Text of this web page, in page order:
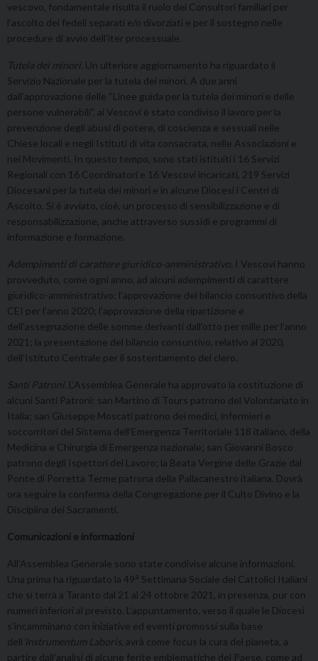
vescovo, fondamentale risulta il ruolo dei Consultori familiari per
l’ascolto dei fedeli separati e/o divorziati e per il sostegno nelle
procedure di avvio dell’iter processuale.
Tutela dei minori. Un ulteriore aggiornamento ha riguardato il
Servizio Nazionale per la tutela dei minori. A due anni
dall’approvazione delle “Linee guida per la tutela dei minori e delle
persone vulnerabili”, ai Vescovi è stato condiviso il lavoro per la
prevenzione degli abusi di potere, di coscienza e sessuali nelle
Chiese locali e negli Istituti di vita consacrata, nelle Associazioni e
nei Movimenti. In questo tempo, sono stati istituiti i 16 Servizi
Regionali con 16 Coordinatori e 16 Vescovi incaricati, 219 Servizi
Diocesani per la tutela dei minori e in alcune Diocesi i Centri di
Ascolto. Si è avviato, cioè, un processo di sensibilizzazione e di
responsabilizzazione, anche attraverso sussidi e programmi di
informazione e formazione.
Adempimentidi carattere giuridico-amministrativo I Vescovi hanno
provveduto, come ogni anno, ad alcuni adempimenti di carattere
giuridico-amministrativo: l’approvazione del bilancio consuntivo della
CEI per l’anno 2020; l’approvazione della ripartizione e
dell’assegnazione delle somme derivanti dall’otto per mille per l’anno
2021; la presentazione del bilancio consuntivo, relativo al 2020,
dell’Istituto Centrale per il sostentamento del clero.
Santi Patroni. L’Assemblea Generale ha approvato la costituzione di
alcuni Santi Patroni: san Martino di Tours patrono del Volontariato in
Italia; san Giuseppe Moscati patrono dei medici, infermieri e
soccorritori del Sistema dell’Emergenza Territoriale 118 italiano, della
Medicina e Chirurgia di Emergenza nazionale; san Giovanni Bosco
patrono degli Ispettori del Lavoro; la Beata Vergine delle Grazie dal
Ponte di Porretta Terme patrona della Pallacanestro italiana. Dovrà
ora seguire la conferma della Congregazione per il Culto Divino e la
Disciplina dei Sacramenti.
Comunicazioni e informazioni
All’Assemblea Generale sono state condivise alcune informazioni.
Una prima ha riguardato la 49 a Settimana Sociale dei Cattolici Italiani
che si terrà a Taranto dal 21 al 24 ottobre 2021, in presenza, pur con
numeri inferiori al previsto. L’appuntamento, verso il quale le Diocesi
s’incamminano con iniziative ed eventi promossi sulla base
dell ’Instrumentum Laboris , avrà come focus la cura del pianeta, a
partire dall’analisi di alcune ferite emblematiche del Paese, come ad